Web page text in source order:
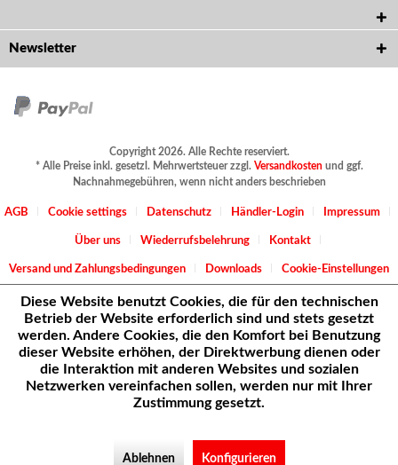
Newsletter
Copyright 2026. Alle Rechte reserviert.
* Alle Preise inkl. gesetzl. Mehrwertsteuer zzgl. Versandkostenund ggf.
Nachnahmegebühren, wenn nicht anders beschrieben
AGB Cookie settings Datenschutz Händler-Login Impressum
Über uns Wiederrufsbelehrung Kontakt
Versand und Zahlungsbedingungen Downloads Cookie-Einstellungen
Diese Website benutzt Cookies, die für den technischen
Betrieb der Website erforderlich sind und stets gesetzt
werden. Andere Cookies, die den Komfort bei Benutzung
dieser Website erhöhen, der Direktwerbung dienen oder
die Interaktion mit anderen Websites und sozialen
Netzwerken vereinfachen sollen, werden nur mit Ihrer
Zustimmung gesetzt.
Ablehnen Konfigurieren